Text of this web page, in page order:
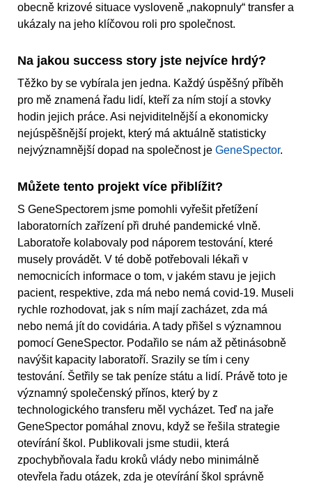
obecně krizové situace vysloveně „nakopnuly“ transfer a
ukázaly na jeho klíčovou roli pro společnost.
Na jakou success story jste nejvíce hrdý?
Těžko by se vybírala jen jedna. Každý úspěšný příběh
pro mě znamená řadu lidí, kteří za ním stojí a stovky
hodin jejich práce. Asi nejviditelnější a ekonomicky
nejúspěšnější projekt, který má aktuálně statisticky
nejvýznamnější dopad na společnost je GeneSpector.
Můžete tento projekt více přiblížit?
S GeneSpectorem jsme pomohli vyřešit přetížení
laboratorních zařízení při druhé pandemické vlně.
Laboratoře kolabovaly pod náporem testování, které
musely provádět. V té době potřebovali lékaři v
nemocnicích informace o tom, v jakém stavu je jejich
pacient, respektive, zda má nebo nemá covid-19. Museli
rychle rozhodovat, jak s ním mají zacházet, zda má
nebo nemá jít do covidária. A tady přišel s významnou
pomocí GeneSpector. Podařilo se nám až pětinásobně
navýšit kapacity laboratoří. Srazily se tím i ceny
testování. Šetřily se tak peníze státu a lidí. Právě toto je
významný společenský přínos, který by z
technologického transferu měl vycházet. Teď na jaře
GeneSpector pomáhal znovu, když se řešila strategie
otevírání škol. Publikovali jsme studii, která
zpochybňovala řadu kroků vlády nebo minimálně
otevřela řadu otázek, zda je otevírání škol správně